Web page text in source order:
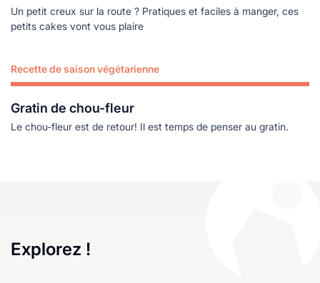
Un petit creux sur la route ? Pratiques et faciles à manger, ces
petits cakes vont vous plaire
Recette de saison végétarienne
Gratin de chou-fleur
Le chou-fleur est de retour! Il est temps de penser au gratin.
Lire plus
Explorez !